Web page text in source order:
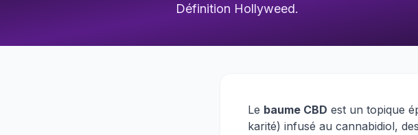
Définition Hollyweed.
Le baume CBD est un topique
karité) infusé au cannabidiol,